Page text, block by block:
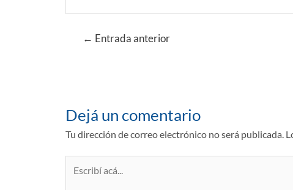
Navegación
← Entrada anterior
Dejá un comentario
Tu dirección de correo electrónico no será publicada.
acá...